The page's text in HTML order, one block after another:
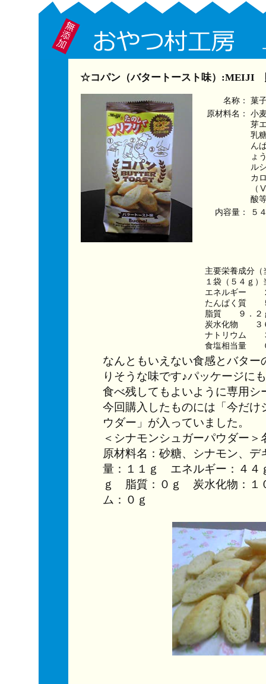
☆コパン（バタートースト味）:MEIJI
名称：
菓
原材料名：
小
芽
乳
ん
ょ
ル
カ
（
酸
内容量：
５
主要栄養成分（
１袋（５４ｇ）
エネルギー　
たんぱく質　　
脂質　　９．２
炭水化物　　３
ナトリウム　　
なんともいえない食感とバター
りそうな味です♪パッケージに
食べ残してもよいように専用シ
今回購入したものには「今だけ
ウダー」が入っていました。
＜シナモンシュガーパウダー
原材料名：砂糖、シナモン、
量：１１ｇ エネルギー：４
ｇ 脂質：０ｇ 炭水化物：１
ム：０ｇ